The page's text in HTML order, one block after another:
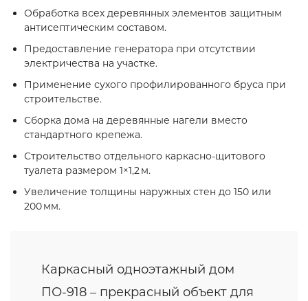
Обработка всех деревянных элементов защитным
антисептическим составом.
Предоставление генератора при отсутствии
электричества на участке.
Применение сухого профилированного бруса при
строительстве.
Сборка дома на деревянные нагели вместо
стандартного крепежа.
Строительство отдельного каркасно‑щитового
туалета размером 1×1,2 м.
Увеличение толщины наружных стен до 150 или
200 мм.
Каркасный одноэтажный дом
ПО-918 – прекрасный объект для